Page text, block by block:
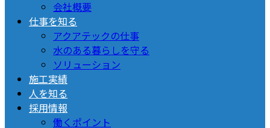
会社概要
仕事を知る
アクアテックの仕事
水のある暮らしを守る
ソリューション
施工実績
人を知る
採用情報
働くポイント